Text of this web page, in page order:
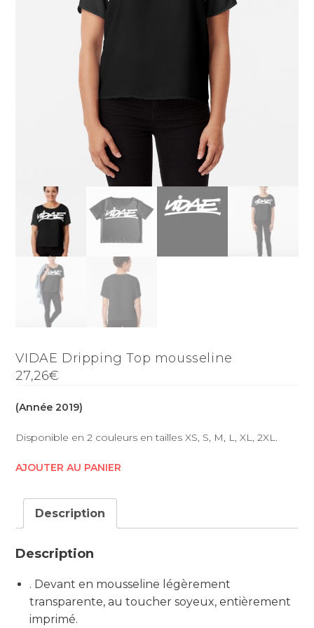
VIDAE Dripping Top mousseline
27,26€
(Année 2019)
Disponible en 2 couleurs en tailles XS, S, M, L, XL, 2XL.
AJOUTER AU PANIER
Description
Description
. Devant en mousseline légèrement
transparente, au toucher soyeux, entièrement
imprimé.